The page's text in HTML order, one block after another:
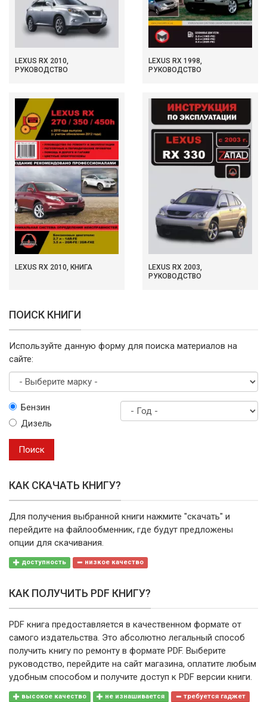
LEXUS RX 2010,
РУКОВОДСТВО
LEXUS RX 1998,
РУКОВОДСТВО
LEXUS RX 2010, КНИГА
LEXUS RX 2003,
РУКОВОДСТВО
ПОИСК КНИГИ
Используйте данную форму для поиска материалов на
сайте:
маркуБензин
Дизель
Поиск
КАК СКАЧАТЬ КНИГУ?
Для получения выбранной книги нажмите "скачать" и
перейдите на файлообменник, где будут предложены
опции для скачивания.
доступность низкое качество
КАК ПОЛУЧИТЬ PDF КНИГУ?
PDF книга предоставляется в качественном формате от
самого издательства. Это абсолютно легальный способ
получить книгу по ремонту в формате PDF. Выберите
руководство, перейдите на сайт магазина, оплатите любым
удобным способом и получите доступ к PDF версии книги.
высокое качество не изнашивается требуется гаджет